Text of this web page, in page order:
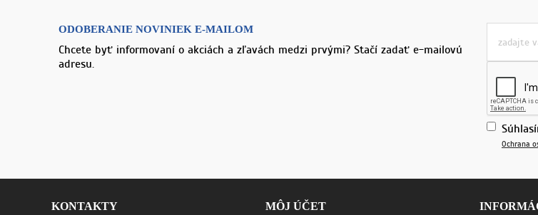
ODOBERANIE NOVINIEK E-MAILOM
Chcete byť informovaní o akciách a zľavách medzi prvými? Stačí zadať e-mailovú
adresu.
Ochrana
KONTAKTY MÔJ ÚČET